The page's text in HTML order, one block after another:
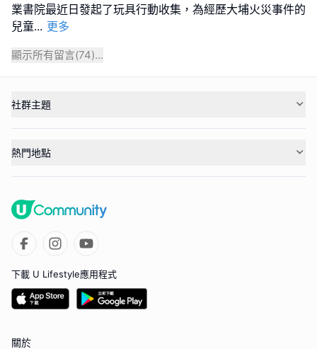
業書院最近日發起了玩具行動收集，為經歷大埔火災事件的
兒童... 更多
顯示所有留言(74)...
社群主題
熱門地點
下載 U Lifestyle應用程式
關於